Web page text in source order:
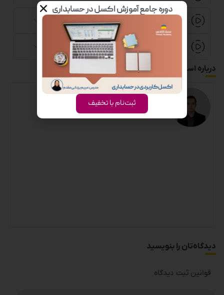
جلسه سوم حسابداری شرکت های خدماتی
جلسه چهارم حسابداری شرکت های خدماتی
درباره استاد
دیدگاه‌تان را بنویسید
قوانین ثبت دیدگاه
دوره جامع آموزش اکسل در حسابداری
ثبت‌نام با تخفیف